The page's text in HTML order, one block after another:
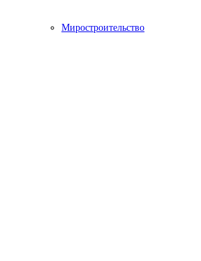
Миростроительство